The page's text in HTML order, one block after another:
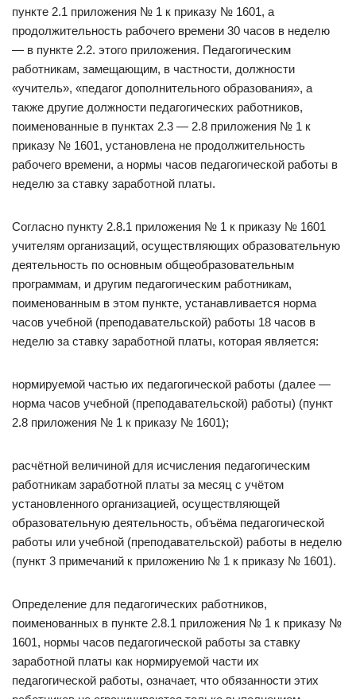
пункте 2.1 приложения № 1 к приказу № 1601, а
продолжительность рабочего времени 30 часов в неделю
— в пункте 2.2. этого приложения. Педагогическим
работникам, замещающим, в частности, должности
«учитель», «педагог дополнительного образования», а
также другие должности педагогических работников,
поименованные в пунктах 2.3 — 2.8 приложения № 1 к
приказу № 1601, установлена не продолжительность
рабочего времени, а нормы часов педагогической работы в
неделю за ставку заработной платы.
Согласно пункту 2.8.1 приложения № 1 к приказу № 1601
учителям организаций, осуществляющих образовательную
деятельность по основным общеобразовательным
программам, и другим педагогическим работникам,
поименованным в этом пункте, устанавливается норма
часов учебной (преподавательской) работы 18 часов в
неделю за ставку заработной платы, которая является:
нормируемой частью их педагогической работы (далее —
норма часов учебной (преподавательской) работы) (пункт
2.8 приложения № 1 к приказу № 1601);
расчётной величиной для исчисления педагогическим
работникам заработной платы за месяц с учётом
установленного организацией, осуществляющей
образовательную деятельность, объёма педагогической
работы или учебной (преподавательской) работы в неделю
(пункт 3 примечаний к приложению № 1 к приказу № 1601).
Определение для педагогических работников,
поименованных в пункте 2.8.1 приложения № 1 к приказу №
1601, нормы часов педагогической работы за ставку
заработной платы как нормируемой части их
педагогической работы, означает, что обязанности этих